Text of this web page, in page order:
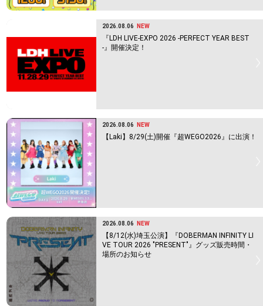
2026.08.06 NEW
『LDH LIVE-EXPO 2026 -PERFECT YEAR BEST
-』開催決定！
2026.08.06 NEW
【Laki】8/29(土)開催『超WEGO2026』に出演！
2026.08.06 NEW
【8/12(水)埼玉公演】『DOBERMAN INFINITY LI
VE TOUR 2026 "PRESENT"』グッズ販売時間・
場所のお知らせ